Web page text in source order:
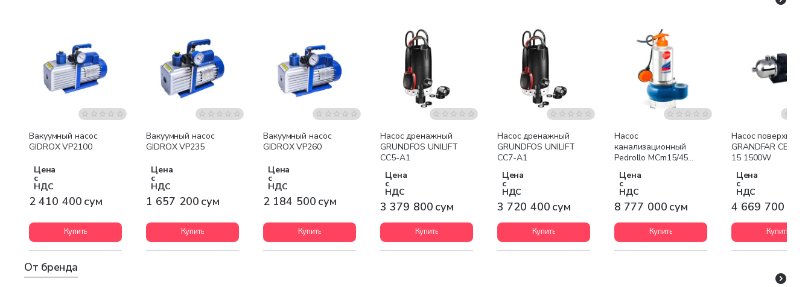
Бесплатная доставка
Вакуумный насос
GIDROX VP2100
Цена
с
НДС
2 410 400 сум
Купить
Бесплатная доставка
Вакуумный насос
GIDROX VP235
Цена
с
НДС
1 657 200 сум
Купить
Бесплатная доставка
Вакуумный насос
GIDROX VP260
Цена
с
НДС
2 184 500 сум
Купить
Бесплатная доставка
Насос дренажный
GRUNDFOS UNILIFT
CC5-A1
Цена
с
НДС
3 379 800 сум
Купить
Бесплатная доставка
Насос дренажный
GRUNDFOS UNILIFT
CC7-A1
Цена
с
НДС
3 720 400 сум
Купить
Бесплатная доставка
Насос
канализационный
Pedrollo MCm15/45
Цена
с
НДС
8 777 000 сум
Купить
Бесплатная доставка
Насос
GRANDFAR CB-
15 1500W
Цена
с
НДС
4 669 700 сум
Купить
От бренда